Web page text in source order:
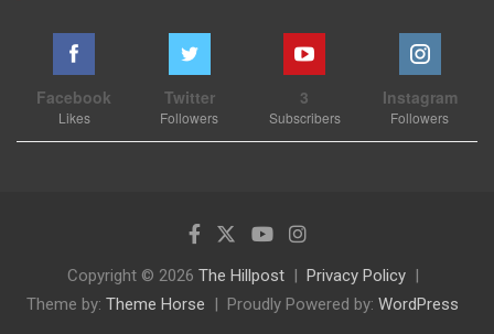
Facebook
Likes
Twitter
Followers
3
Subscribers
Instagram
Followers
Copyright © 2026 The Hillpost
Privacy Policy
Theme by: Theme Horse Proudly Powered by: WordPress